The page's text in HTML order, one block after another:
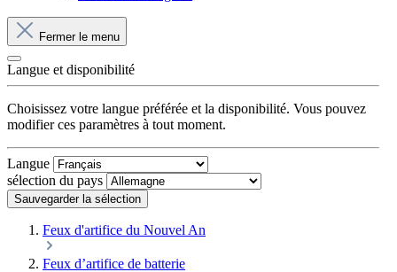
Fermer le menu
Langue et disponibilité
Choisissez votre langue préférée et la disponibilité. Vous pouvez
modifier ces paramètres à tout moment.
Langue
sélection du pays
Sauvegarder la sélection
Feux d'artifice du Nouvel An
Feux d’artifice de batterie